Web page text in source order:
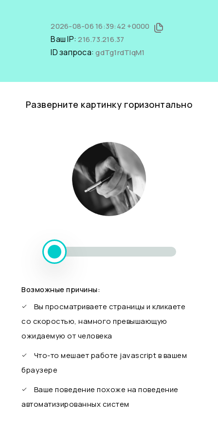
2026-08-06 16:39:42 +0000
Ваш IP:216.73.216.37
ID запроса:gdTg1rdTIqM1
Разверните картинку горизонтально
Возможные причины:
Вы просматриваете страницы и кликаете
со скоростью, намного превышающую
ожидаемую от человека
Что-то мешает работе javascript в вашем
браузере
Ваше поведение похоже на поведение
автоматизированных систем